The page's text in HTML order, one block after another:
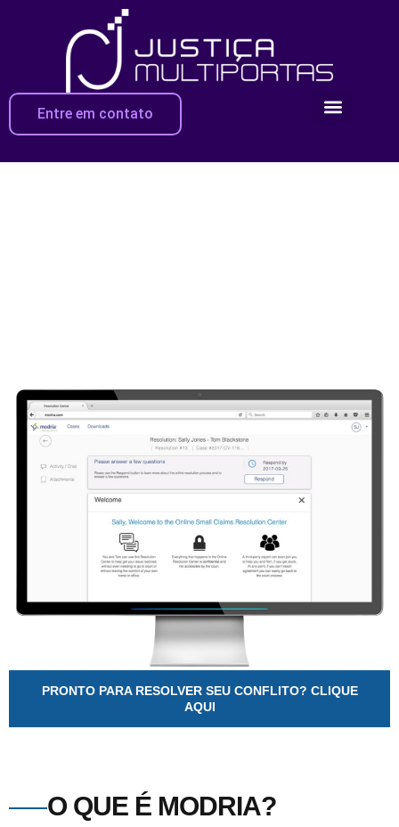
Entre em contato
PRONTO PARA RESOLVER SEU CONFLITO? CLIQUE
AQUI
O QUE É MODRIA?